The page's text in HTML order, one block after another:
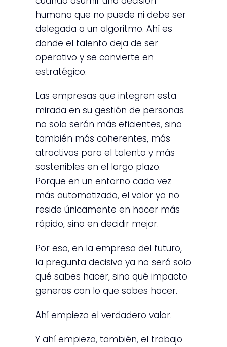
humana que no puede ni debe ser
delegada a un algoritmo. Ahí es
donde el talento deja de ser
operativo y se convierte en
estratégico.
Las empresas que integren esta
mirada en su gestión de personas
no solo serán más eficientes, sino
también más coherentes, más
atractivas para el talento y más
sostenibles en el largo plazo.
Porque en un entorno cada vez
más automatizado, el valor ya no
reside únicamente en hacer más
rápido, sino en decidir mejor.
Por eso, en la empresa del futuro,
la pregunta decisiva ya no será solo
qué sabes hacer, sino qué impacto
generas con lo que sabes hacer.
Ahí empieza el verdadero valor.
Y ahí empieza, también, el trabajo